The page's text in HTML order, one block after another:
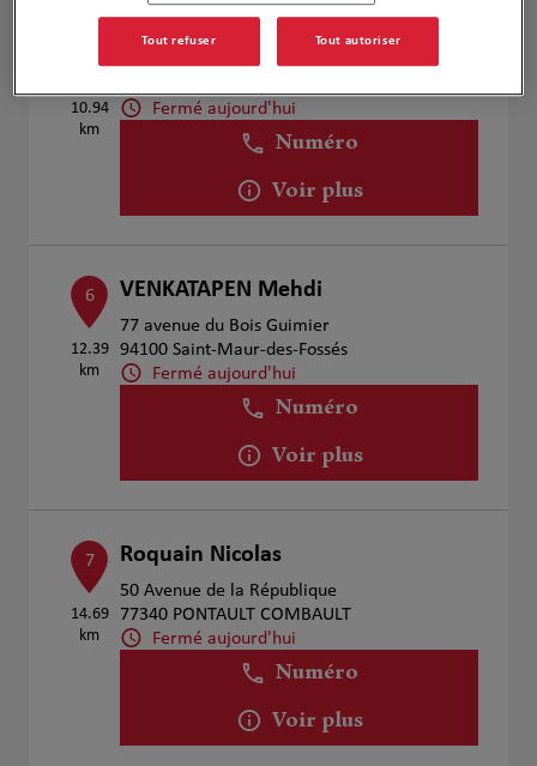
10.94
km
Sébastien CHEVALLIER
Fermé aujourd'hui
Numéro
Voir plus
6
12.39
km
VENKATAPEN Mehdi
77 avenue du Bois Guimier
94100 Saint-Maur-des-Fossés
Fermé aujourd'hui
Numéro
Voir plus
7
14.69
km
Roquain Nicolas
50 Avenue de la République
77340 PONTAULT COMBAULT
Fermé aujourd'hui
Numéro
Voir plus
Tout refuser Tout autoriser